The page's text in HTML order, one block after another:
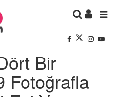
Bir
Fotoğrafla